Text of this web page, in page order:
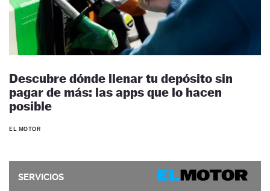
Descubre dónde llenar tu depósito sin
pagar de más: las apps que lo hacen
posible
EL MOTOR